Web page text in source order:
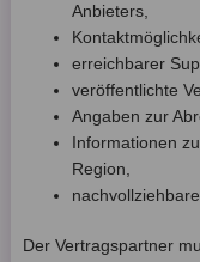
Anbieters,
erreichbarer
veröffentlichte
Angaben zur
Informationen
Region,
Der Vertragspartner